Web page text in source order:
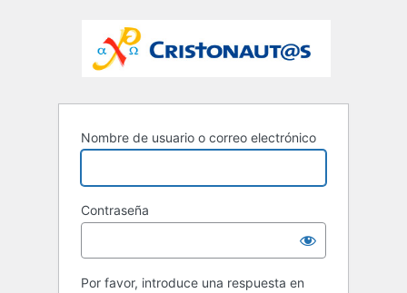
Nombre de usuario o correo electrónico
Contraseña
Por favor, introduce una respuesta en